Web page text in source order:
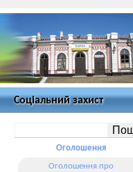
Соціальний захист
Оголошення
Оголошення про